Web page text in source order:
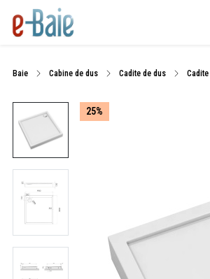
Baie Cabine de dus Cadite de dus
25%